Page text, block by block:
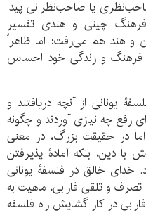
یا صاحب‌نظرانی پیدا
چینی و هندی تفسیر
و هند هم می‌رفت؛ اما ظاهراً
فرهنگ و زندگی خود احساس
یونانی از آنچه دریافتند و
رفع چه نیازی آوردند و چگونه
در حقیقت بزرگ، در معنی
با دین، بلکه آمادۀ پذیرفتن
خالق در فلسفۀ یونانی
و تلقی فارابی، ماهیت به
در کار گشایش راه فلسفه